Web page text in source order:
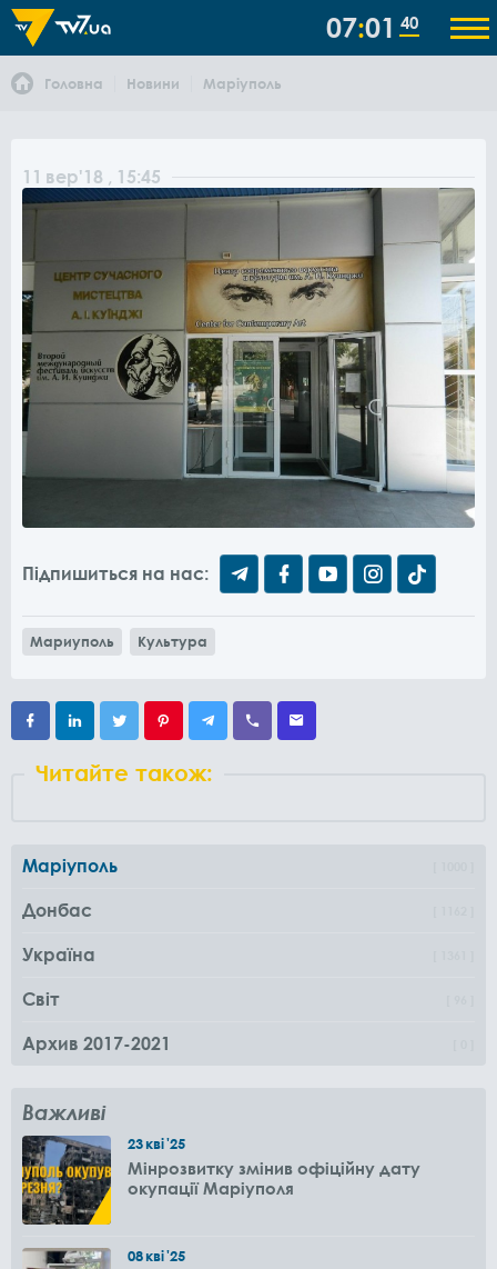
07 01 40
Головна Новини Маріуполь
11 вер'18 , 15:45
Підпишиться на нас:
Мариуполь Культура
Читайте також:
Маріуполь
Донбас
Україна
Світ
Архив 2017-2021
Важливі
23кві'25
Мінрозвитку змінив офіційну дату
окупації Маріуполя
08кві'25